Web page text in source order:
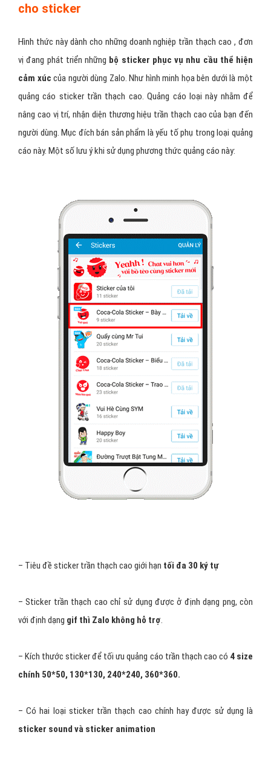
cho sticker
Hình thức này dành cho những doanh nghiệp trần thạch cao , đơn
vị đang phát triển những bộ sticker phục vụ nhu cầu thể hiện
cảm xúc của người dùng Zalo. Như hình minh họa bên dưới là một
quảng cáo sticker trần thạch cao. Quảng cáo loại này nhằm để
nâng cao vị trí, nhận diện thương hiệu trần thạch cao của bạn đến
người dùng. Mục đích bán sản phẩm là yếu tố phụ trong loại quảng
cáo này. Một số lưu ý khi sử dụng phương thức quảng cáo này:
– Tiêu đề sticker trần thạch cao giới hạn tối đa 30 ký tự
– Sticker trần thạch cao chỉ sử dụng được ở định dạng png, còn
với định dạng gif thì Zalo không hỗ trợ
– Kích thước sticker để tối ưu quảng cáo trần thạch cao có 4 size
chính 50*50, 130*130, 240*240, 360*360.
– Có hai loại sticker trần thạch cao chính hay được sử dụng là
sticker sound và sticker animation